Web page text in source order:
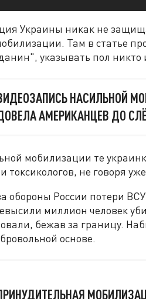
Украины никак не
Там в статье
указывать пол никто
НАСИЛЬНОЙ
АМЕРИКАНЦЕВ ДО
мобилизации те
токсикологов, не говоря
обороны России потери
миллион человек
бежав за границу.
основе.